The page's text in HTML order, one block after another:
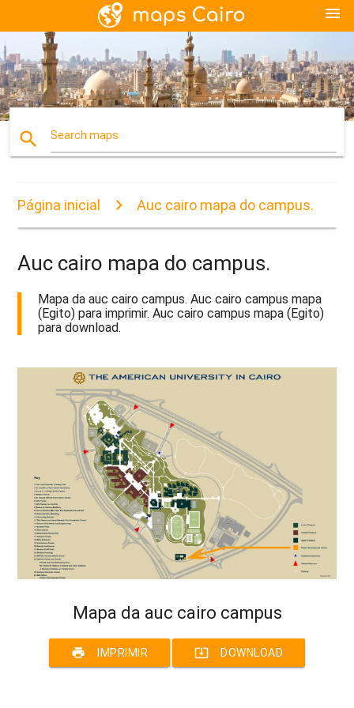
menu
search Search maps
Página inicial Auc cairo mapa do campus.
Auc cairo mapa do campus.
Mapa da auc cairo campus. Auc cairo campus mapa
(Egito) para imprimir. Auc cairo campus mapa (Egito)
para download.
Mapa da auc cairo campus
print IMPRIMIR system_update_alt DOWNLOAD